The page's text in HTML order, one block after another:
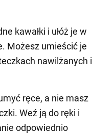
kawałki i ułóż je w
Możesz umieścić je
nawilżanych i
ręce, a nie masz
Weź ją do ręki i
odpowiednio